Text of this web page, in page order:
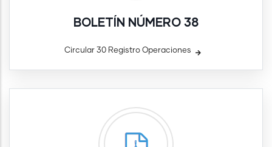
BOLETÍN NÚMERO 38
Circular 30 Registro Operaciones